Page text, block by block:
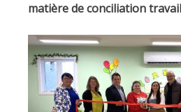
matière de conciliation